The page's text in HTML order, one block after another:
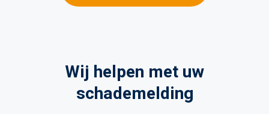
Wij helpen met uw
schademelding